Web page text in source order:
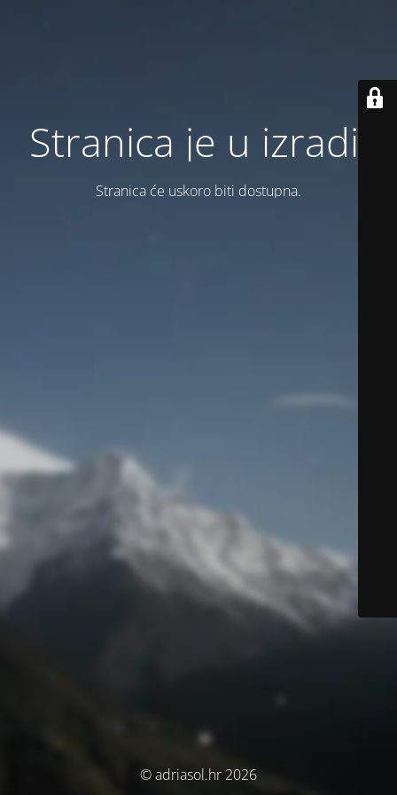
Stranica je u izradi.
Stranica će uskoro biti dostupna.
© adriasol.hr 2026